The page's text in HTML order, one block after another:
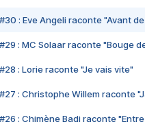
#30 : Eve Angeli raconte "Avant
#29 : MC Solaar raconte "Bouge
#28 : Lorie raconte "Je vais vite"
#27 : Christophe Willem raconte
#26 : Chimène Badi raconte